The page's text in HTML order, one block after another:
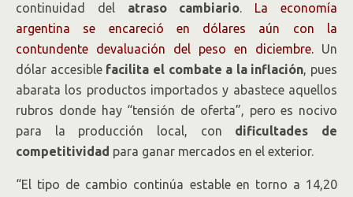
continuidad del atraso cambiario. La economía
argentina se encareció en dólares aún con la
contundente devaluación del peso en diciembre. Un
dólar accesible facilita el combate a la inflación, pues
abarata los productos importados y abastece aquellos
rubros donde hay “tensión de oferta”, pero es nocivo
para la producción local, con dificultades de
competitividad para ganar mercados en el exterior.
“El tipo de cambio continúa estable en torno a 14,20